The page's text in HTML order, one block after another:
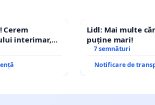
Cerem
interimar,
Lidl: Mai multe
puține mari!
7 semnături
Notificare de